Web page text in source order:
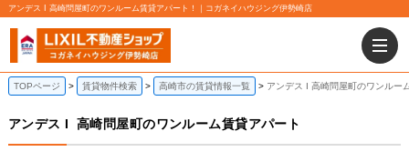
アンデス I 高崎問屋町のワンルーム賃貸アパート！｜コガネイハウジング伊勢崎店
TOPページ 賃貸物件検索 高崎市の賃貸情報一覧 アンデス I 高崎問屋町のワンルー
アンデス I 高崎問屋町のワンルーム賃貸アパート